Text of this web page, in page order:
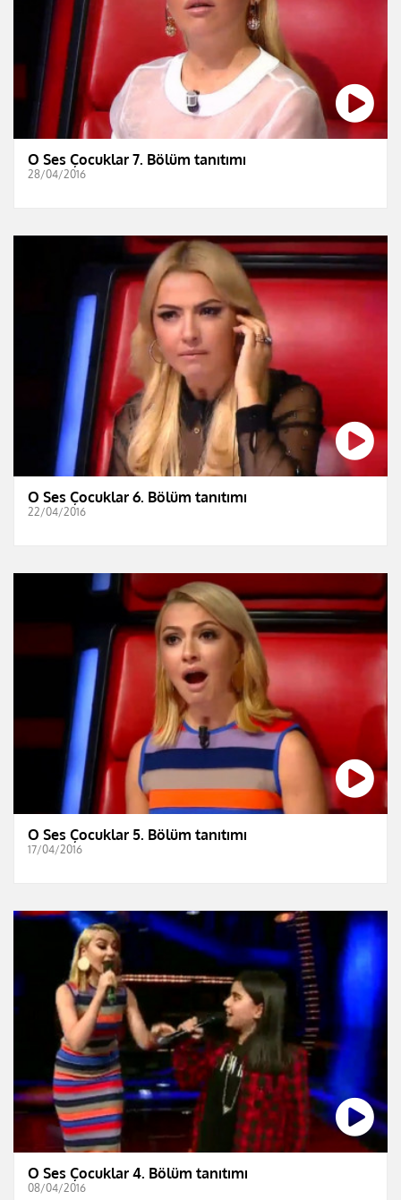
O Ses Çocuklar 7. Bölüm tanıtımı
28/04/2016
O Ses Çocuklar 6. Bölüm tanıtımı
22/04/2016
O Ses Çocuklar 5. Bölüm tanıtımı
17/04/2016
O Ses Çocuklar 4. Bölüm tanıtımı
08/04/2016